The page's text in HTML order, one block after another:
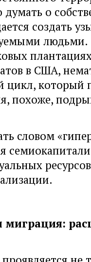
о
создать
людьми.
в США,
цикл, который
похоже,
словом
миграция: